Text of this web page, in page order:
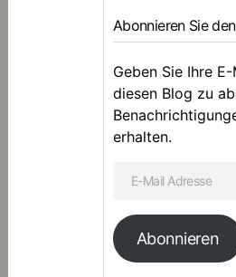
Abonnieren Sie
Geben Sie Ihre
diesen Blog zu
erhalten.
Abonnieren